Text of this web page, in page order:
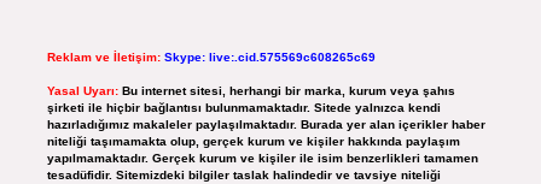
Reklam ve İletişim: Skype: live:.cid.575569c608265c69
Yasal Uyarı: Bu internet sitesi, herhangi bir marka, kurum veya şahıs
şirketi ile hiçbir bağlantısı bulunmamaktadır. Sitede yalnızca kendi
hazırladığımız makaleler paylaşılmaktadır. Burada yer alan içerikler haber
niteliği taşımamakta olup, gerçek kurum ve kişiler hakkında paylaşım
yapılmamaktadır. Gerçek kurum ve kişiler ile isim benzerlikleri tamamen
tesadüfidir. Sitemizdeki bilgiler taslak halindedir ve tavsiye niteliği